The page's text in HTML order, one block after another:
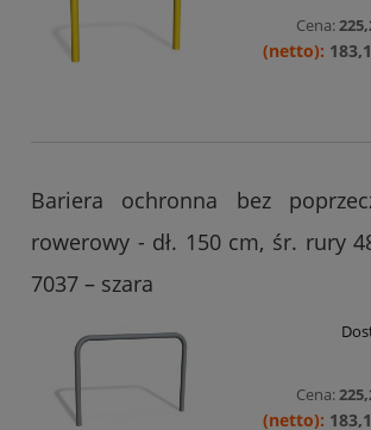
Cena:
Bariera ochronna bez
rowerowy - dł. 150 cm, śr. rury
7037 – szara
Cena: